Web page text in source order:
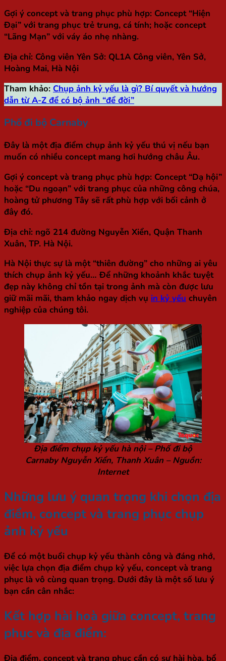
Gợi ý concept và trang phục phù hợp: Concept “Hiện
Đại” với trang phục trẻ trung, cá tính; hoặc concept
“Lãng Mạn” với váy áo nhẹ nhàng.
Địa chỉ: Công viên Yên Sở: QL1A Công viên, Yên Sở,
Hoàng Mai, Hà Nội
Tham khảo: Chụp ảnh kỷ yếu là gì? Bí quyết và hướng
dẫn từ A-Z để có bộ ảnh “để đời”
Phố đi bộ Carnaby
Đây là một địa điểm chụp ảnh kỷ yếu thú vị nếu bạn
muốn có nhiều concept mang hơi hướng châu Âu.
Gợi ý concept và trang phục phù hợp: Concept “Dạ hội”
hoặc “Du ngoạn” với trang phục của những công chúa,
hoàng tử phương Tây sẽ rất phù hợp với bối cảnh ở
đây đó.
Địa chỉ: ngõ 214 đường Nguyễn Xiển, Quận Thanh
Xuân, TP. Hà Nội.
Hà Nội thực sự là một “thiên đường” cho những ai yêu
thích chụp ảnh kỷ yếu… Để những khoảnh khắc tuyệt
đẹp này không chỉ tồn tại trong ảnh mà còn được lưu
giữ mãi mãi, tham khảo ngay dịch vụ in kỷ yếu chuyên
nghiệp của chúng tôi.
Địa điểm chụp kỷ yếu hà nội – Phố đi bộ
Carnaby Nguyễn Xiển, Thanh Xuân – Nguồn:
Internet
Những lưu ý quan trọng khi chọn địa
điểm, concept và trang phục chụp
ảnh kỷ yếu
Để có một buổi chụp kỷ yếu thành công và đáng nhớ,
việc lựa chọn địa điểm chụp kỷ yếu, concept và trang
phục là vô cùng quan trọng. Dưới đây là một số lưu ý
bạn cần cân nhắc:
Kết hợp hài hoà giữa concept, trang
phục và địa điểm:
Địa điểm, concept và trang phục cần có sự hài hòa, bổ